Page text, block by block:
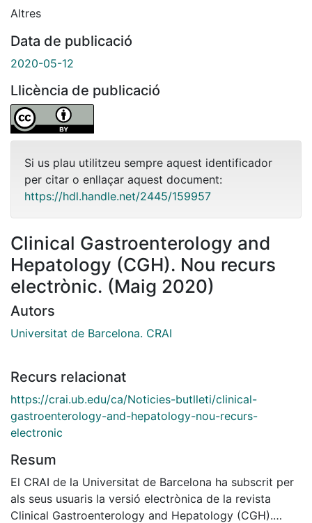
Altres
Data de publicació
2020-05-12
Llicència de publicació
Si us plau utilitzeu sempre aquest identificador
per citar o enllaçar aquest document:
https://hdl.handle.net/2445/159957
Clinical Gastroenterology and
Hepatology (CGH). Nou recurs
electrònic. (Maig 2020)
Autors
Universitat de Barcelona. CRAI
Recurs relacionat
https://crai.ub.edu/ca/Noticies-butlleti/clinical-
gastroenterology-and-hepatology-nou-recurs-
electronic
Resum
El CRAI de la Universitat de Barcelona ha subscrit per
als seus usuaris la versió electrònica de la revista
Clinical Gastroenterology and Hepatology (CGH).